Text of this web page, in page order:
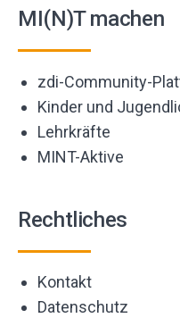
MI(N)T machen
zdi-Community-
Kinder und
Lehrkräfte
MINT-Aktive
Rechtliches
Kontakt
Datenschutz